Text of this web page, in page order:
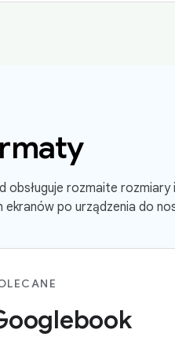
obsługuje rozmaite
ekranów po urządzenia do